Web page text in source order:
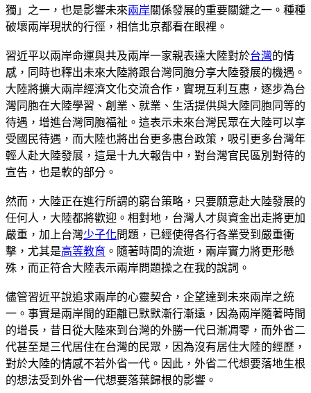
獨」之一，也是影響未來兩岸關係發展的重要關鍵之一。種種
破壞兩岸現狀的行徑，相信北京都看在眼裡。
習近平以兩岸命運與共及兩岸一家親表達大陸對於台灣的情
感，同時也釋出未來大陸將跟台灣同胞分享大陸發展的機遇。
大陸將擴大兩岸經濟文化交流合作，實現互利互惠，逐步為台
灣同胞在大陸學習、創業、就業、生活提供與大陸同胞同等的
待遇，增進台灣同胞福祉。這表示未來台灣民眾在大陸可以享
受國民待遇，而大陸也將出台更多惠台政策，吸引更多台灣年
輕人赴大陸發展，這是十九大報告中，對台灣官民區別對待的
宣告，也是軟的部分。
然而，大陸正在進行所謂的窮台策略，只要願意赴大陸發展的
任何人，大陸都將歡迎。相對地，台灣人才與資金出走將更加
嚴重，加上台灣少子化問題，已經使得各行各業受到嚴重衝
擊，尤其是高等教育 。隨著時間的流逝，兩岸實力將更形懸
殊，而正符合大陸表示兩岸問題操之在我的說詞。
儘管習近平說追求兩岸的心靈契合，企望達到未來兩岸之統
一。事實是兩岸間的距離已默默漸行漸遠，因為兩岸隨著時間
的增長，昔日從大陸來到台灣的外勝一代日漸凋零，而外省二
代甚至是三代居住在台灣的民眾，因為沒有居住大陸的經歷，
對於大陸的情感不若外省一代。因此，外省二代想要落地生根
的想法受到外省一代想要落葉歸根的影響。